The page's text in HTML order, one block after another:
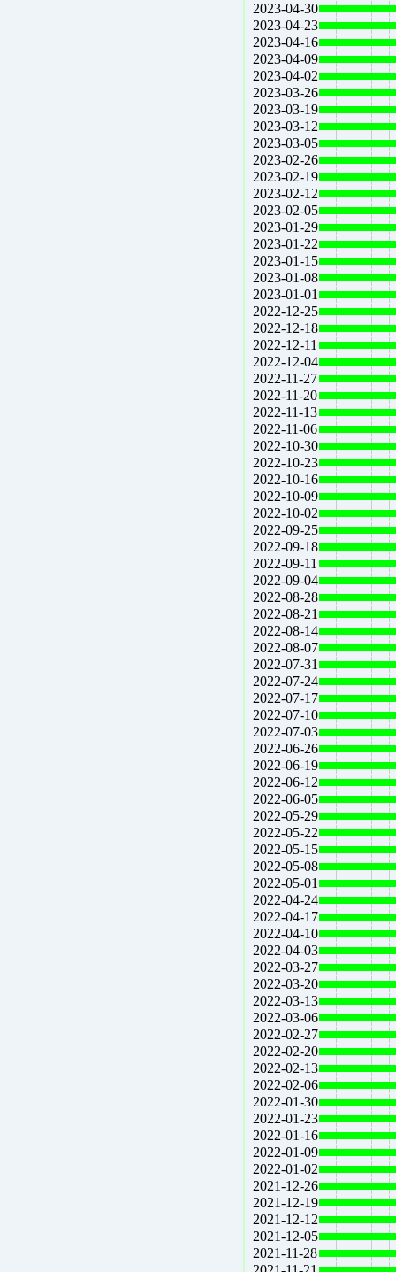
2023-04-30
2023-04-23
2023-04-16
2023-04-09
2023-04-02
2023-03-26
2023-03-19
2023-03-12
2023-03-05
2023-02-26
2023-02-19
2023-02-12
2023-02-05
2023-01-29
2023-01-22
2023-01-15
2023-01-08
2023-01-01
2022-12-25
2022-12-18
2022-12-11
2022-12-04
2022-11-27
2022-11-20
2022-11-13
2022-11-06
2022-10-30
2022-10-23
2022-10-16
2022-10-09
2022-10-02
2022-09-25
2022-09-18
2022-09-11
2022-09-04
2022-08-28
2022-08-21
2022-08-14
2022-08-07
2022-07-31
2022-07-24
2022-07-17
2022-07-10
2022-07-03
2022-06-26
2022-06-19
2022-06-12
2022-06-05
2022-05-29
2022-05-22
2022-05-15
2022-05-08
2022-05-01
2022-04-24
2022-04-17
2022-04-10
2022-04-03
2022-03-27
2022-03-20
2022-03-13
2022-03-06
2022-02-27
2022-02-20
2022-02-13
2022-02-06
2022-01-30
2022-01-23
2022-01-16
2022-01-09
2022-01-02
2021-12-26
2021-12-19
2021-12-12
2021-12-05
2021-11-28